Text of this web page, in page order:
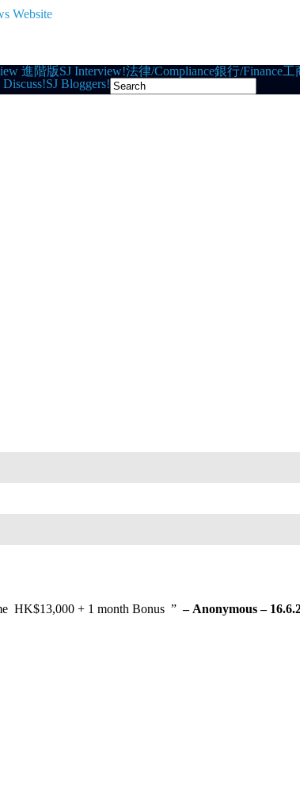
進階版SJ Interview!法律/Compliance銀行/Finance工
Discuss!SJ Bloggers!
HK$13,000 + 1 month Bonus ” – Anonymous –